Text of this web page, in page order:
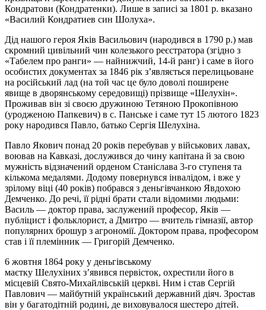
Кондратови (Кондратенки). Лише в записі за 1801 р. вказано
«Василий Кондратиев син Шолуха».
Дід нашого героя Яків Васильович (народився в 1790 р.) мав
скромний цивільний чин колезького реєстратора (згідно з
«Табелем про ранги» — найнижчий, 14-й ранг) і саме в його
особистих документах за 1846 рік з’являється перелицьоване
на російський лад (на той час це було доволі поширене
явище в дворянському середовищі) прізвище «Шелухін».
Проживав він зі своєю дружиною Тетяною Прокопівною
(уродженою Папкевич) в с. Панське і саме тут 15 лютого 1823
року народився Павло, батько Сергія Шелухіна.
Павло Якович понад 20 років перебував у військових лавах,
воював на Кавказі, дослужився до чину капітана й за свою
мужність відзначений орденом Станіслава 3-го ступеня та
кількома медалями. Додому повернувся інвалідом, і вже у
зрілому віці (40 років) побрався з деньгівчанкою Явдохою
Демченко. До речі, її рідні брати стали відомими людьми:
Василь — доктор права, заслужений професор, Яків —
публіцист і фольклорист, а Дмитро — вчитель гімназії, автор
популярних брошур з агрономії. Доктором права, професором
став і її племінник — Григорій Демченко.
6 жовтня 1864 року у деньгівському
маєтку Шелухіних з’явився первісток, охрестили його в
місцевій Свято-Михайлівській церкві. Ним і став Сергій
Павлович — майбутній український державний діяч. Зростав
він у багатодітній родині, де виховувалося шестеро дітей.